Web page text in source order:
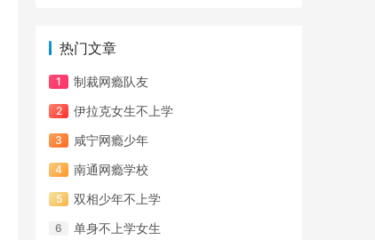
热门文章
制裁网瘾队友
伊拉克女生不上学
咸宁网瘾少年
南通网瘾学校
双相少年不上学
单身不上学女生